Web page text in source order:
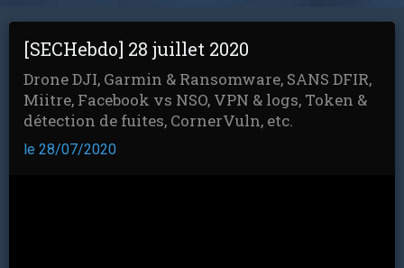
[SECHebdo] 28 juillet 2020
Drone DJI, Garmin & Ransomware, SANS DFIR,
Miitre, Facebook vs NSO, VPN & logs, Token &
détection de fuites, CornerVuln, etc.
le 28/07/2020